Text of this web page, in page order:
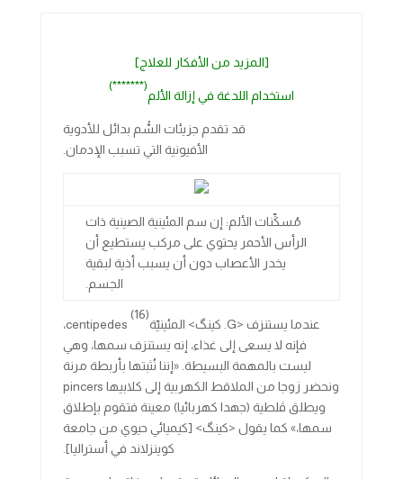
[المزيد من الأفكار للعلاج]
استخدام اللدغة في إزالة الألم
(*******)
قد تقدم جزيئات السُّم بدائل للأدوية
الأفيونية التي تسبب الإدمان.
مُسكِّنات الألم: إن سم المئينية الصينية ذات
الرأس الأحمر يحتوي على مركب يستطيع أن
يخدر الأعصاب دون أن يسبب أذية لبقية
الجسم.
عندما يستنزف <G. كينگ> المئينيّة
(16)
centipedes،
فإنه لا يسعى إلى غذاء، إنه يستنزف سمها، وهي
ليست بالمهمة البسيطة. «إننا نُثبتها بأربطة مرنة
ونحضر زوجا من الملاقط الكهربية إلى كلابيها pincers
ويطلق ڤلطية (جهدا كهربائيا) معينة فتقوم بإطلاق
سمها،» كما يقول <كينگ> [كيميائي حيوي من جامعة
كوينزلاند في أستراليا].